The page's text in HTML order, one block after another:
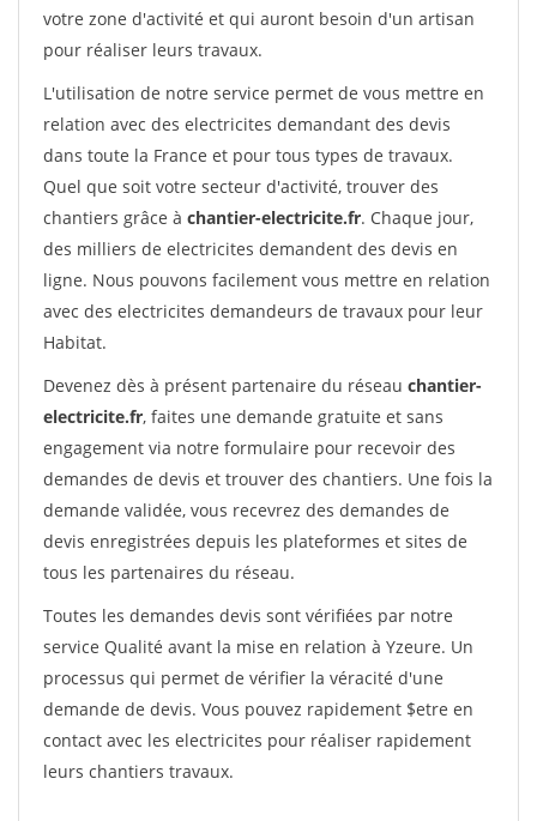
votre zone d'activité et qui auront besoin d'un artisan
pour réaliser leurs travaux.
L'utilisation de notre service permet de vous mettre en
relation avec des electricites demandant des devis
dans toute la France et pour tous types de travaux.
Quel que soit votre secteur d'activité, trouver des
chantiers grâce à chantier-electricite.fr. Chaque jour,
des milliers de electricites demandent des devis en
ligne. Nous pouvons facilement vous mettre en relation
avec des electricites demandeurs de travaux pour leur
Habitat.
Devenez dès à présent partenaire du réseau chantier-
electricite.fr, faites une demande gratuite et sans
engagement via notre formulaire pour recevoir des
demandes de devis et trouver des chantiers. Une fois la
demande validée, vous recevrez des demandes de
devis enregistrées depuis les plateformes et sites de
tous les partenaires du réseau.
Toutes les demandes devis sont vérifiées par notre
service Qualité avant la mise en relation à Yzeure. Un
processus qui permet de vérifier la véracité d'une
demande de devis. Vous pouvez rapidement $etre en
contact avec les electricites pour réaliser rapidement
leurs chantiers travaux.